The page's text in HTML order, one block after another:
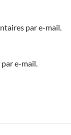
par e-mail.
e-mail.